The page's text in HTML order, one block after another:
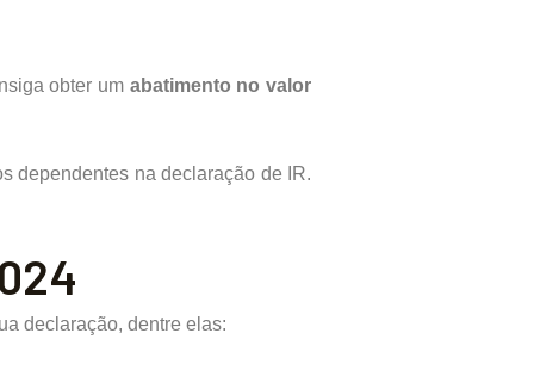
obter umabatimento no valor
dependentes na declaração de IR.
declaração, dentre elas: